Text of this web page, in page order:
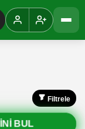
Filtrele
BUL